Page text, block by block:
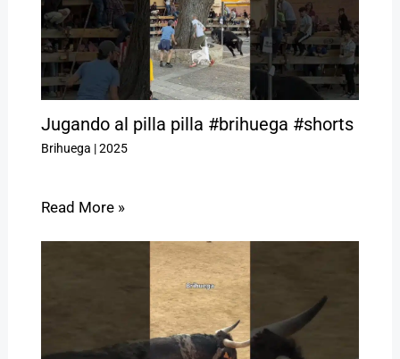
Jugando al pilla pilla #brihuega #shorts
Brihuega |2025
Read More »